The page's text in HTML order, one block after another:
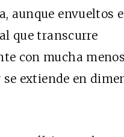
aunque envueltos
que transcurre
con mucha menos
extiende en